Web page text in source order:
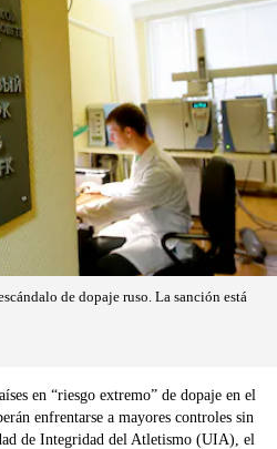
de dopaje ruso. La sanción está
en “riesgo extremo” de dopaje en el
enfrentarse a mayores controles sin
de Integridad del Atletismo (UIA), el